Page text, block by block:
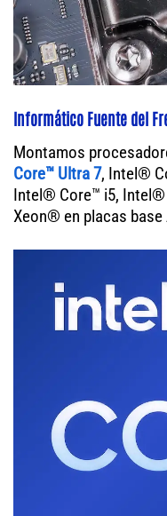
Informático Fuente del
Montamos
Core™ Ultra 7, Intel®
Intel® Core™ i5, Intel®
Xeon® en placas base